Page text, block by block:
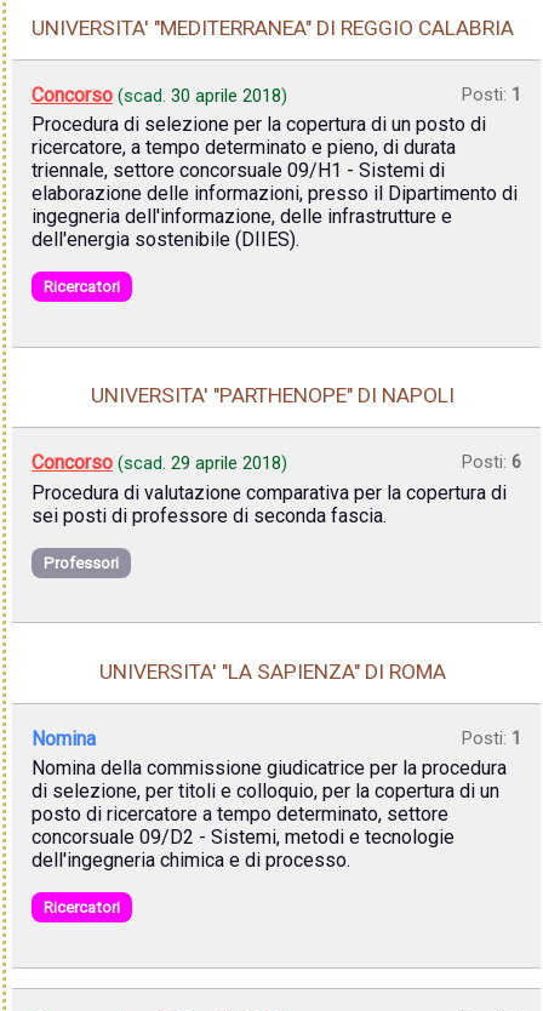
UNIVERSITA' "MEDITERRANEA" DI REGGIO CALABRIA
Concorso (scad. 30 aprile 2018) Posti: 1
Procedura di selezione per la copertura di un posto di
ricercatore, a tempo determinato e pieno, di durata
triennale, settore concorsuale 09/H1 - Sistemi di
elaborazione delle informazioni, presso il Dipartimento di
ingegneria dell'informazione, delle infrastrutture e
dell'energia sostenibile (DIIES).
Ricercatori
UNIVERSITA' "PARTHENOPE" DI NAPOLI
Concorso (scad. 29 aprile 2018) Posti: 6
Procedura di valutazione comparativa per la copertura di
sei posti di professore di seconda fascia.
Professori
UNIVERSITA' "LA SAPIENZA" DI ROMA
Nomina Posti: 1
Nomina della commissione giudicatrice per la procedura
di selezione, per titoli e colloquio, per la copertura di un
posto di ricercatore a tempo determinato, settore
concorsuale 09/D2 - Sistemi, metodi e tecnologie
dell'ingegneria chimica e di processo.
Ricercatori